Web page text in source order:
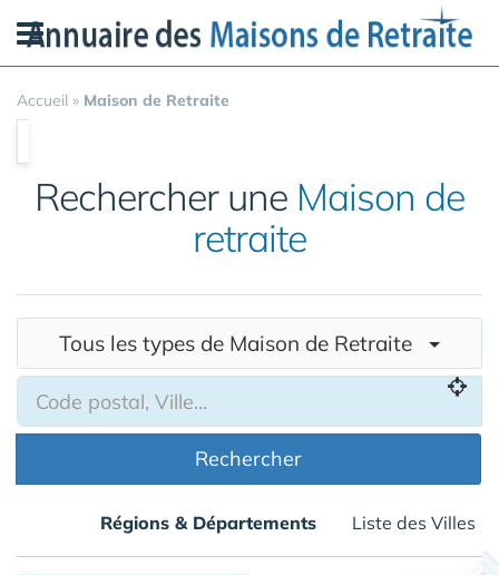
Accueil » Maison de Retraite
Rechercher une Maison de
retraite
Tous les types de Maison de Retraite
Rechercher
Régions & Départements Liste des Villes